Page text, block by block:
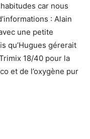
car nous
: Alain
une petite
qu’Hugues gérerait
18/40 pour la
et de l’oxygène pur